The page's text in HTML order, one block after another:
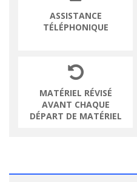
ASSISTANCE
TÉLÉPHONIQUE
MATÉRIEL RÉVISÉ
AVANT CHAQUE
DÉPART DE MATÉRIEL